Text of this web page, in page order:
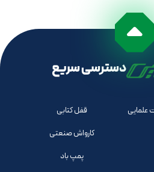
دسترسی سریع
علمایی
قفل کتابی
کارواش صنعتی
پمپ باد